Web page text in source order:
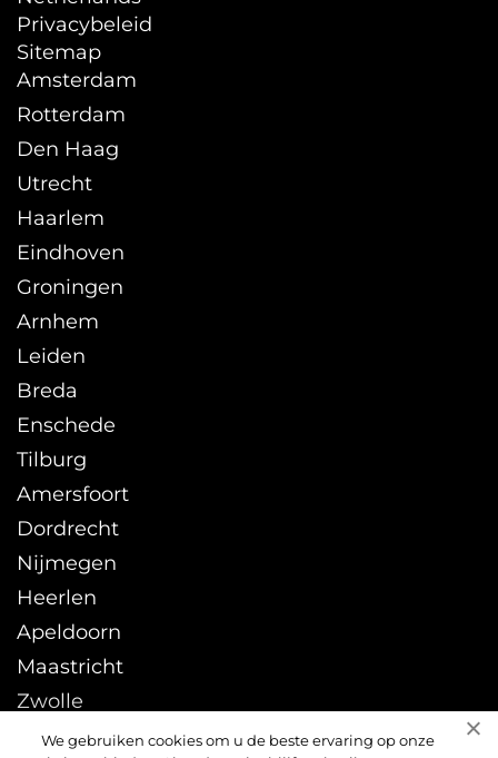
We gebruiken cookies om u de beste ervaring op onze
Privacybeleid
Sitemap
Amsterdam
Rotterdam
Den Haag
Utrecht
Haarlem
Eindhoven
Groningen
Arnhem
Leiden
Breda
Enschede
Tilburg
Amersfoort
Dordrecht
Nijmegen
Heerlen
Apeldoorn
Maastricht
Zwolle
Leeuwarden